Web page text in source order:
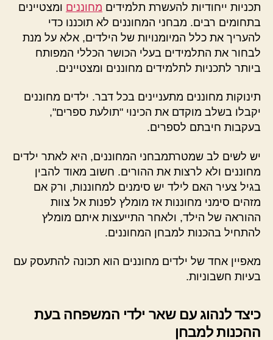
תכניות ייחודיות להעשרת תלמידים מחוננים ומצטיינים
בתחומים רבים. מבחני המחוננים לא תוכננו כדי
להעריך את כלל המיומנויות של הילדים, אלא על מנת
לבחור את התלמידים בעלי הכושר הכללי המפותח
ביותר לתכניות לתלמידים מחוננים ומצטיינים.
תינוקות מחוננים מתעניינים בכל דבר. ילדים מחוננים
יקבלו בשלב מוקדם את הכינוי "תולעת ספרים",
בעקבות חיבתם לספרים.
יש לשים לב שמטרתמבחני המחוננים, היא לאתר ילדים
מחוננים ולא לרצות את ההורים. חשוב מאוד להבין
בגיל צעיר האם לילד יש סימנים למחוננות, ורק אם
מזהים סימני מחוננות אז מומלץ לפנות אל צוות
ההוראה של הילד, ולאחר התייעצות איתם מומלץ
להתחיל בהכנות למבחן המחוננים.
מאפיין אחד של ילדים מחוננים הוא תכונה להתעסק עם
בעיות חשבוניות.
כיצד לנהוג עם שאר ילדי המשפחה בעת
ההכנות למבחן